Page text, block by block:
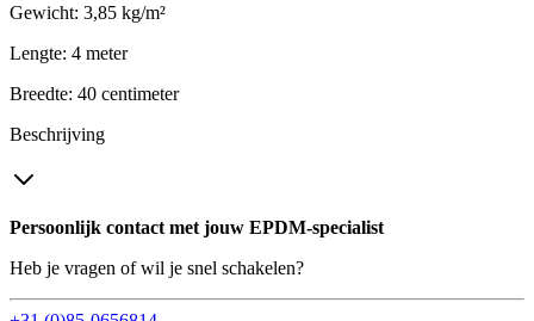
Gewicht: 3,85 kg/m²
Lengte: 4 meter
Breedte: 40 centimeter
Beschrijving
Persoonlijk contact met jouw EPDM-specialist
Heb je vragen of wil je snel schakelen?